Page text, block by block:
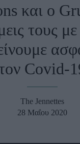
και ο
τους
Covid-
The Jennettes
28 Μαΐου 2020